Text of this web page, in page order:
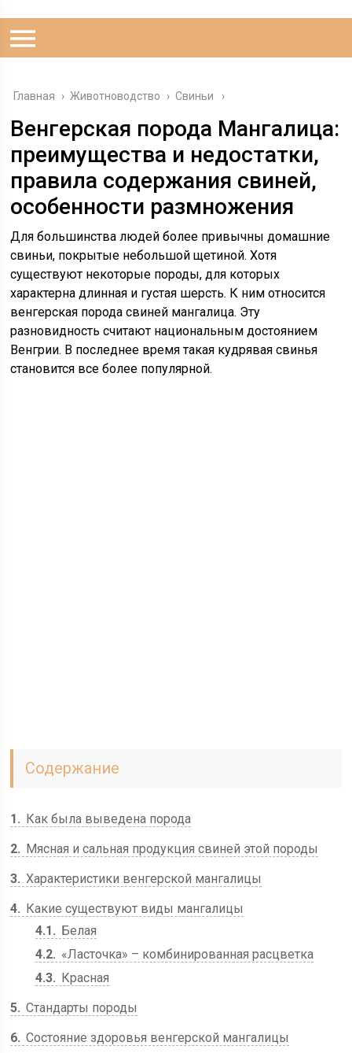
Главная › Животноводство › Свиньи
Венгерская порода Мангалица:
преимущества и недостатки,
правила содержания свиней,
особенности размножения
Для большинства людей более привычны домашние
свиньи, покрытые небольшой щетиной. Хотя
существуют некоторые породы, для которых
характерна длинная и густая шерсть. К ним относится
венгерская порода свиней мангалица. Эту
разновидность считают национальным достоянием
Венгрии. В последнее время такая кудрявая свинья
становится все более популярной.
Содержание
1
Как была выведена порода
2
Мясная и сальная продукция свиней этой породы
3 Характеристики венгерской мангалицы
4
Какие существуют виды мангалицы
4.1
Белая
4.2
«Ласточка» – комбинированная расцветка
4.3
Красная
5 Стандарты породы
6 Состояние здоровья венгерской мангалицы